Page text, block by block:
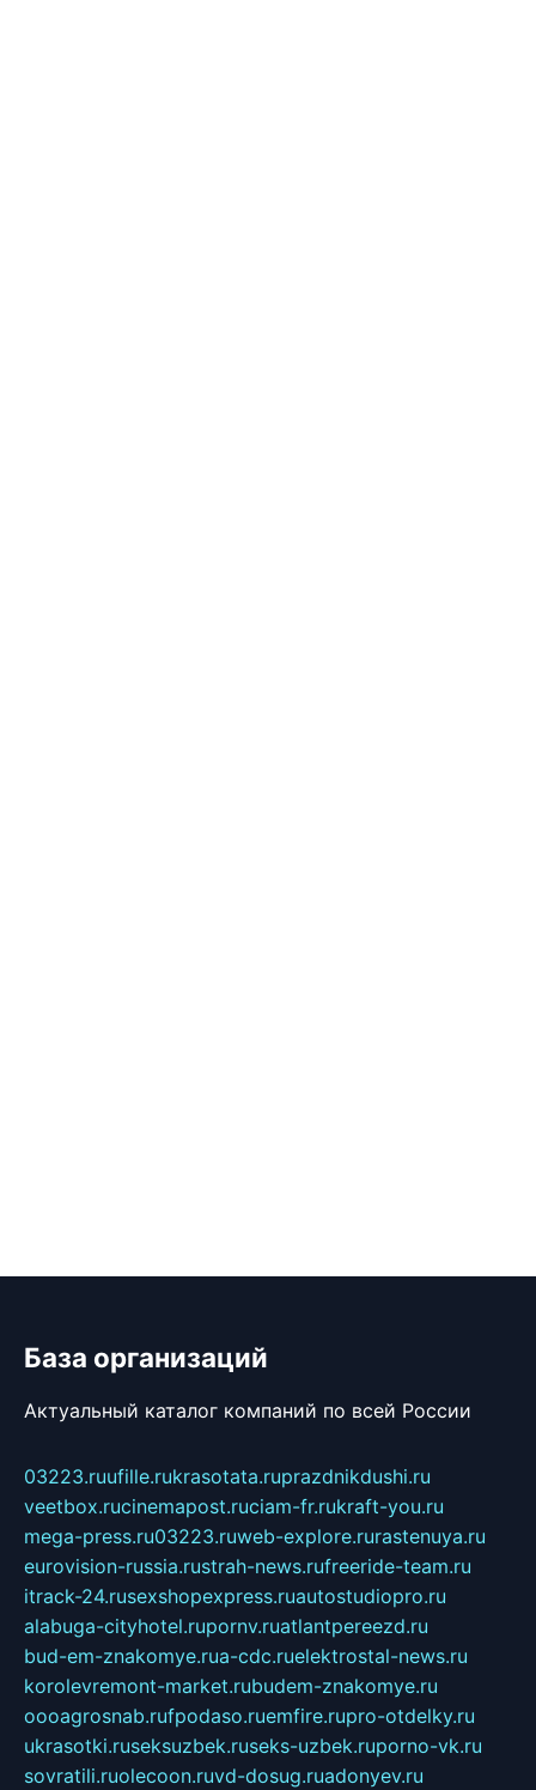
База организаций
Актуальный каталог компаний по всей России
03223.ruufille.rukrasotata.ruprazdnikdushi.ru
veetbox.rucinemapost.ruciam-fr.rukraft-you.ru
mega-press.ru03223.ruweb-explore.rurastenuya.ru
eurovision-russia.rustrah-news.rufreeride-team.ru
itrack-24.rusexshopexpress.ruautostudiopro.ru
alabuga-cityhotel.rupornv.ruatlantpereezd.ru
bud-em-znakomye.rua-cdc.ruelektrostal-news.ru
korolevremont-market.rubudem-znakomye.ru
oooagrosnab.rufpodaso.ruemfire.rupro-otdelky.ru
ukrasotki.ruseksuzbek.ruseks-uzbek.ruporno-vk.ru
sovratili.ruolecoon.ruvd-dosug.ruadonyev.ru